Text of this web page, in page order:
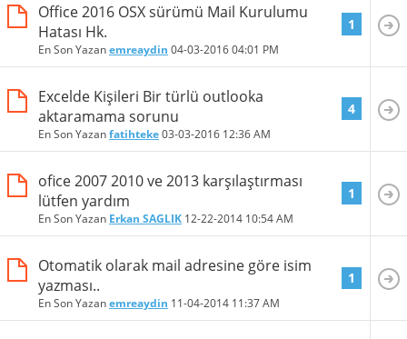
Office 2016 OSX sürümü Mail Kurulumu
Hatası Hk.
En Son Yazanemreaydin 04-03-201604:01 PM
1
Excelde Kişileri Bir türlü outlooka
aktaramama sorunu
En Son Yazanfatihteke03-03-2016 12:36 AM
4
ofice 2007 2010 ve 2013 karşılaştırması
lütfen yardım
En Son Yazan Erkan SAGLIK 12-22-2014 10:54 AM
1
Otomatik olarak mail adresine göre isim
yazması..
En Son Yazanemreaydin 11-04-2014 11:37 AM
1